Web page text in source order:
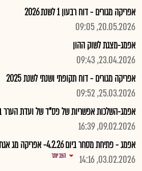
אפריקה מגורים - דוח רבעון 1 לשנת 2026
20.05.2026, 09:05
אפמג-מצגת לשוק ההון
23.04.2026, 09:43
אפריקה מגורים - דוח תקופתי ושנתי לשנת 2025
25.03.2026, 09:52
אפמג-השלכות אפשריות של פס"ד של ועדת הערר
09.02.2026, 16:39
אפמג - פתיחת מסחר ביום 4.2.26- אפריקה מג אגח ו
03.02.2026, 14:16
הצג יותר